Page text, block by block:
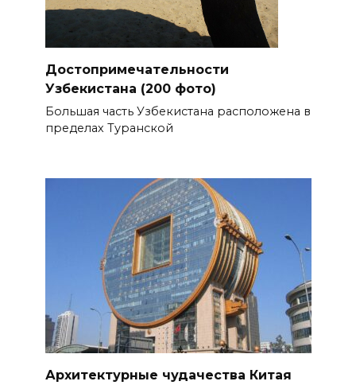
Достопримечательности
Узбекистана (200 фото)
Большая часть Узбекистана расположена в
пределах Туранской
Архитектурные чудачества Китая